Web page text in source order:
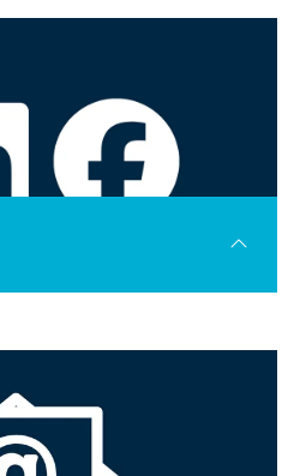
uns zu taggen und
zu verwenden. Wir
zu erhöhen,